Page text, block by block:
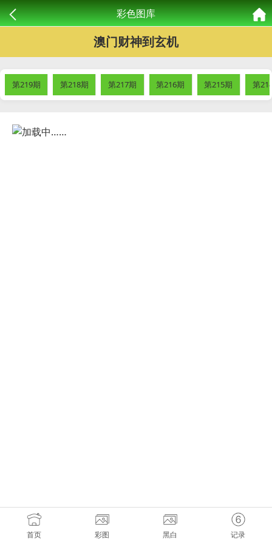
彩色图库
澳门财神到玄机
第219期 第218期 第217期 第216期 第215期 第
首页 彩图 黑白 记录